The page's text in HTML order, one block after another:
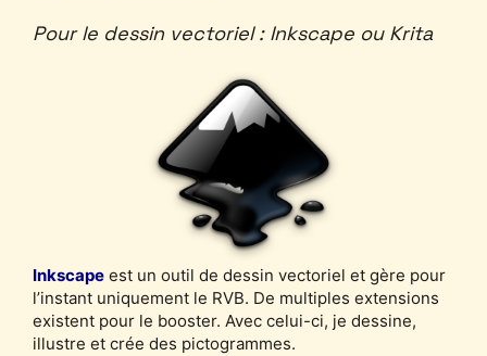
Pour le dessin vectoriel : Inkscape ou Krita
Inkscape est un outil de dessin vectoriel et gère pour
l’instant uniquement le RVB. De multiples extensions
existent pour le booster. Avec celui-ci, je dessine,
illustre et crée des pictogrammes.